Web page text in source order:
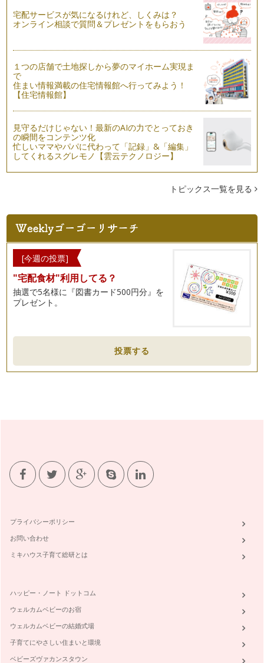
宅配サービスが気になるけれど、しくみは？
オンライン相談で質問＆プレゼントをもらおう
１つの店舗で土地探しから夢のマイホーム実現ま
で
住まい情報満載の住宅情報館へ行ってみよう！
【住宅情報館】
見守るだけじゃない！最新のAIの力でとっておき
の瞬間をコンテンツ化
忙しいママやパパに代わって「記録」&「編集」
してくれるスグレモノ【雲云テクノロジー】
トピックス一覧を見る
[今週の投票]
"宅配食材"利用してる？
抽選で5名様に『図書カード500円分』を
プレゼント。
投票する
プライバシーポリシー
お問い合わせ
ミキハウス子育て総研とは
ハッピー・ノート ドットコム
ウェルカムベビーのお宿
ウェルカムベビーの結婚式場
子育てにやさしい住まいと環境
ベビーズヴァカンスタウン